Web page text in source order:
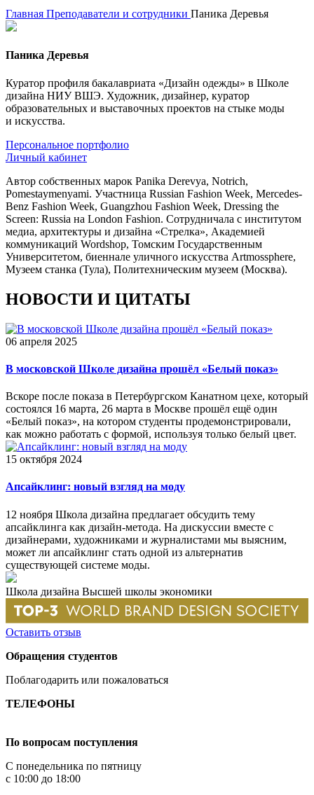
Главная Преподаватели и сотрудники Паника Деревья
Паника Деревья
Куратор профиля бакалавриата «Дизайн одежды» в Школе
дизайна НИУ ВШЭ. Художник, дизайнер, куратор
образовательных и выставочных проектов на стыке моды
и искусства.
Персональное портфолио
Личный кабинет
Автор собственных марок Panika Derevya, Notrich,
Pоmestaymenyami. Участница Russian Fashion Week, Mercedes-
Benz Fashion Week, Guangzhou Fashion Week, Dressing the
Screen: Russia на London Fashion. Сотрудничала с институтом
медиа, архитектуры и дизайна «Стрелка», Академией
коммуникаций Wordshop, Томским Государственным
Университетом, биеннале уличного искусства Artmossphere,
Музеем станка (Тула), Политехническим музеем (Москва).
НОВОСТИ И ЦИТАТЫ
06 апреля 2025
В московской Школе дизайна прошёл «Белый показ»
Вскоре после показа в Петербургском Канатном цехе, который
состоялся 16 марта, 26 марта в Москве прошёл ещё один
«Белый показ», на котором студенты продемонстрировали,
как можно работать с формой, используя только белый цвет.
15 октября 2024
Апсайклинг: новый взгляд на моду
12 ноября Школа дизайна предлагает обсудить тему
апсайклинга как дизайн-метода. На дискуссии вместе с
дизайнерами, художниками и журналистами мы выясним,
может ли апсайклинг стать одной из альтернатив
существующей системе моды.
Школа дизайна Высшей школы экономики
Оставить отзыв
Обращения студентов
Поблагодарить или пожаловаться
ТЕЛЕФОНЫ
По вопросам поступления
С понедельника по пятницу
с 10:00 до 18:00